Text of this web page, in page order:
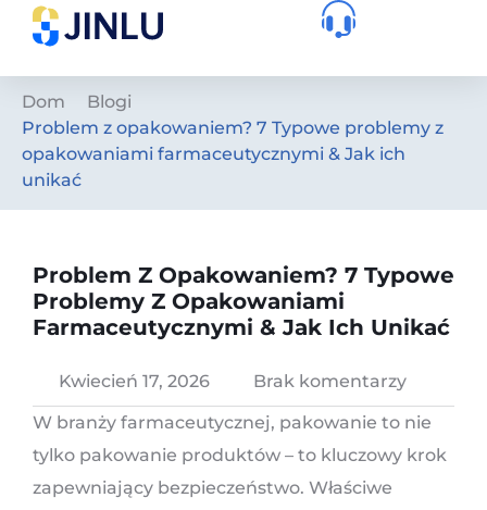
Dom
Blogi
Problem z opakowaniem? 7 Typowe problemy z
opakowaniami farmaceutycznymi & Jak ich
unikać
Problem Z Opakowaniem? 7 Typowe
Problemy Z Opakowaniami
Farmaceutycznymi & Jak Ich Unikać
Kwiecień 17, 2026
Brak komentarzy
W branży farmaceutycznej, pakowanie to nie
tylko pakowanie produktów – to kluczowy krok
zapewniający bezpieczeństwo. Właściwe